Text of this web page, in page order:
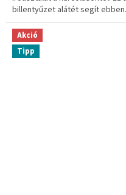
billentyűzet alátét segít
Akció
Tipp